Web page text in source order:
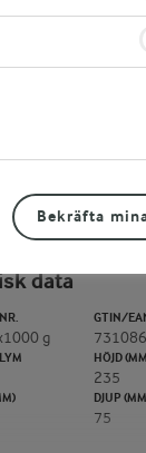
data
g
GTIN/
HÖJD
235
DJUP
75
Bekräfta